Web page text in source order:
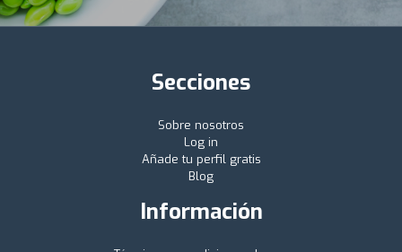
Secciones
Sobre nosotros
Log in
Añade tu perfil gratis
Blog
Información